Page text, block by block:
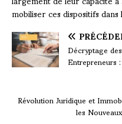
mobiliser ces dispositifs
Décryptage
Révolution Juridique et
les